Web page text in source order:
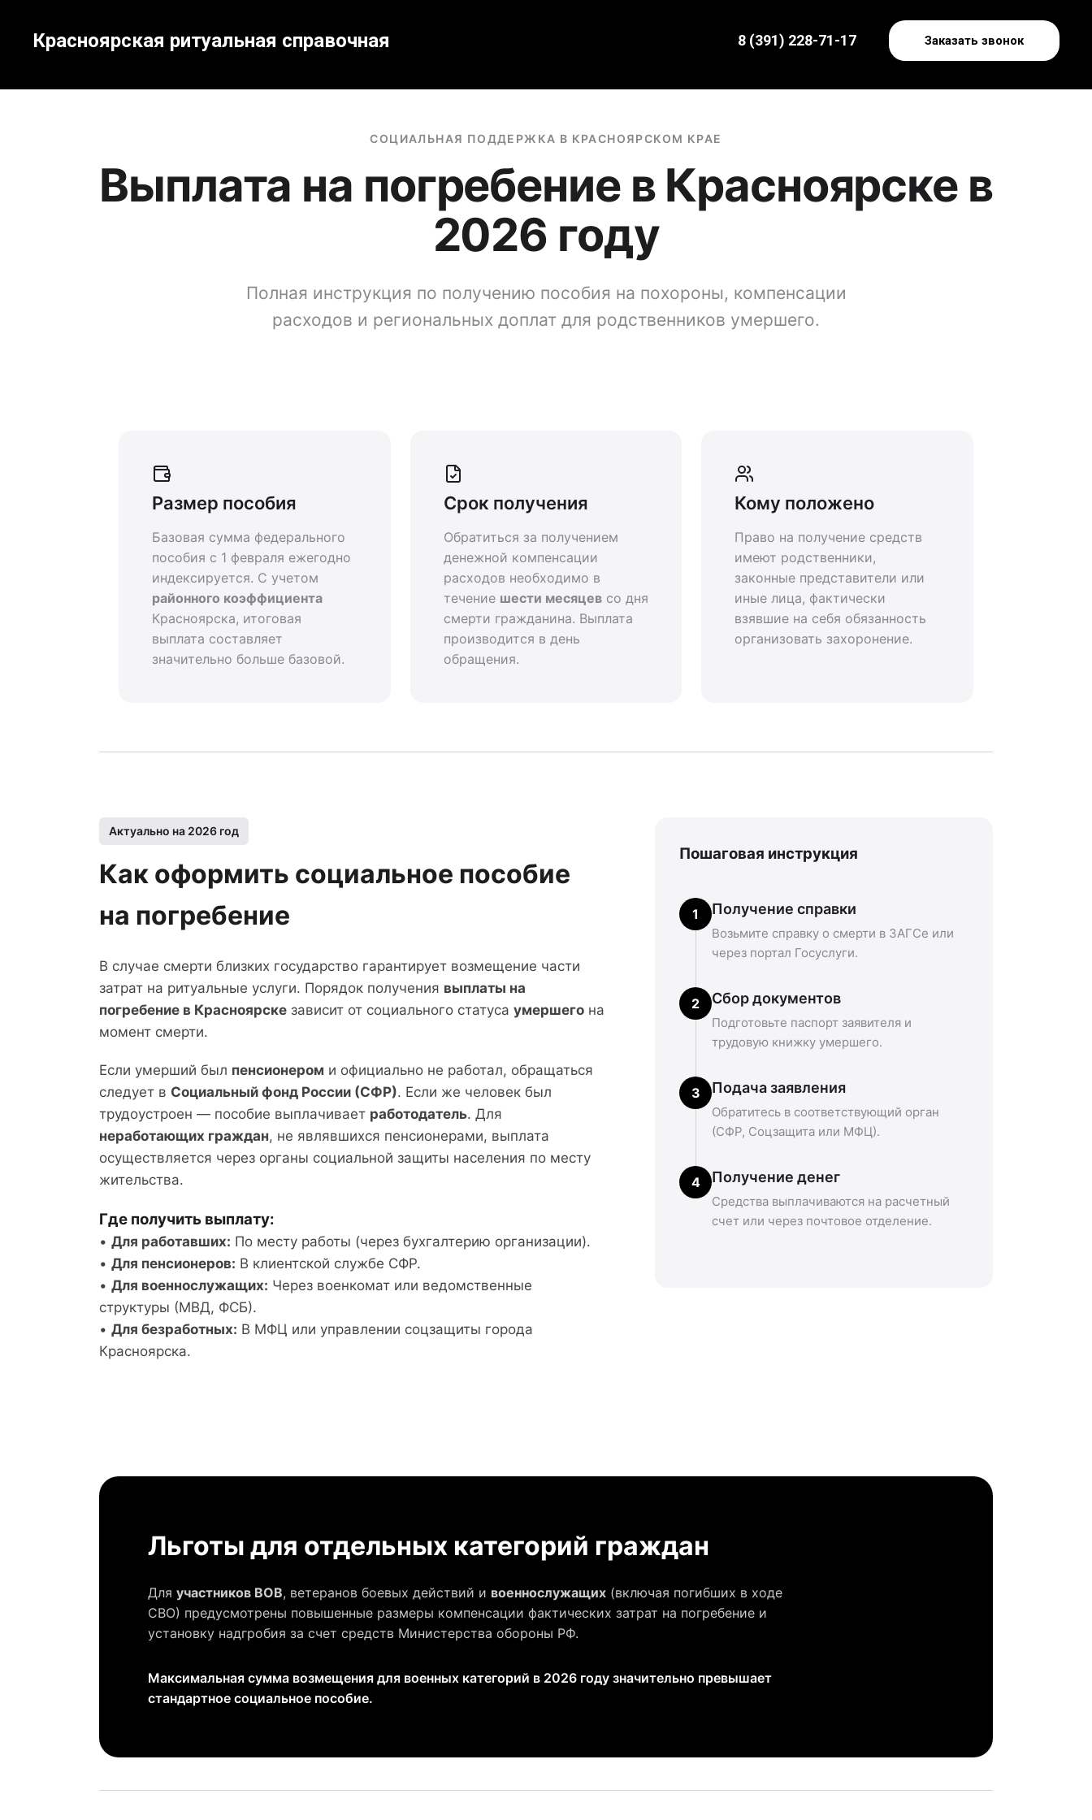
Красноярская ритуальная справочная 8 (391) 228-71-17 Заказать звонок
СОЦИАЛЬНАЯ ПОДДЕРЖКА В КРАСНОЯРСКОМ КРАЕ
Выплата на погребение в Красноярске в
2026 году
Полная инструкция по получению пособия на похороны, компенсации
расходов и региональных доплат для родственников умершего.
Размер пособия
Базовая сумма федерального
пособия с 1 февраля ежегодно
индексируется. С учетом
районного коэффициента
Красноярска, итоговая
выплата составляет
значительно больше базовой.
Срок получения
Обратиться за получением
денежной компенсации
расходов необходимо в
течение шести месяцевсо дня
смерти гражданина. Выплата
производится в день
обращения.
Кому положено
Право на получение средств
имеют родственники,
законные представители или
иные лица, фактически
взявшие на себя обязанность
организовать захоронение.
Актуально на 2026 год
Как оформить социальное пособие
на погребение
В случае смерти близких государство гарантирует возмещение части
затрат на ритуальные услуги. Порядок получения выплаты на
погребение в Красноярске зависит от социального статуса умершего на
момент смерти.
Если умерший был пенсионером и официально не работал, обращаться
следует в Социальный фонд России (СФР). Если же человек был
трудоустроен — пособие выплачивает работодатель. Для
неработающих граждан, не являвшихся пенсионерами, выплата
осуществляется через органы социальной защиты населения по месту
жительства.
Где получить выплату:
• Для работавших: По месту работы (через бухгалтерию организации).
• Для пенсионеров: В клиентской службе СФР.
• Для военнослужащих: Через военкомат или ведомственные
структуры (МВД, ФСБ).
• Для безработных: В МФЦ или управлении соцзащиты города
Красноярска.
Пошаговая инструкция
1 Получение справки
Возьмите справку о смерти в ЗАГСе или
через портал Госуслуги.
2 Сбор документов
Подготовьте паспорт заявителя и
трудовую книжку умершего.
3 Подача заявления
Обратитесь в соответствующий орган
(СФР, Соцзащита или МФЦ).
4 Получение денег
Средства выплачиваются на расчетный
счет или через почтовое отделение.
Льготы для отдельных категорий граждан
Для участников ВОВ, ветеранов боевых действий и военнослужащих (включая погибших в ходе
СВО) предусмотрены повышенные размеры компенсации фактических затрат на погребение и
установку надгробия за счет средств Министерства обороны РФ.
Максимальная сумма возмещения для военных категорий в 2026 году значительно превышает
стандартное социальное пособие.